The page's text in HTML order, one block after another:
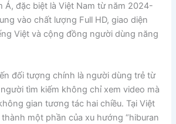
Á, đặc biệt là Việt Nam từ năm 2024-
vào chất lượng Full HD, giao diện
Việt và cộng đồng người dùng năng
đối tượng chính là người dùng trẻ từ
tìm kiếm không chỉ xem video mà
gian tương tác hai chiều. Tại Việt
một phần của xu hướng “hiburan